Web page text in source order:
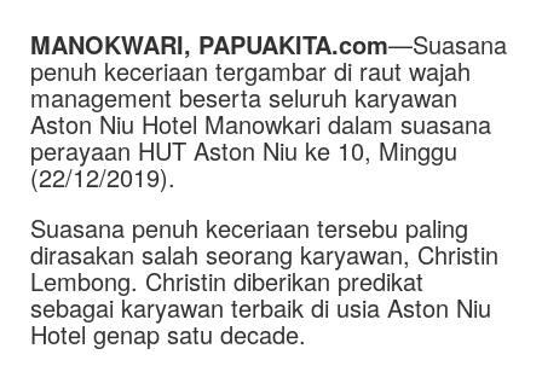
MANOKWARI, PAPUAKITA.com—Suasana
penuh keceriaan tergambar di raut wajah
management beserta seluruh karyawan
Aston Niu Hotel Manowkari dalam suasana
perayaan HUT Aston Niu ke 10, Minggu
(22/12/2019).
Suasana penuh keceriaan tersebu paling
dirasakan salah seorang karyawan, Christin
Lembong. Christin diberikan predikat
sebagai karyawan terbaik di usia Aston Niu
Hotel genap satu decade.